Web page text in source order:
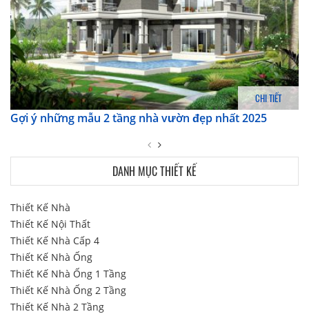
CHI TIẾT
Gợi ý những mẫu 2 tầng nhà vườn đẹp nhất 2025
DANH MỤC THIẾT KẾ
Thiết Kế Nhà
Thiết Kế Nội Thất
Thiết Kế Nhà Cấp 4
Thiết Kế Nhà Ống
Thiết Kế Nhà Ống 1 Tầng
Thiết Kế Nhà Ống 2 Tầng
Thiết Kế Nhà 2 Tầng